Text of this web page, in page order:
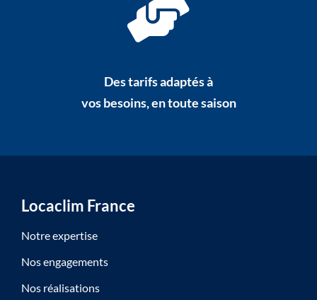
Des tarifs adaptés à
vos besoins, en toute saison
Locaclim France
Notre expertise
Nos engagements
Nos réalisations